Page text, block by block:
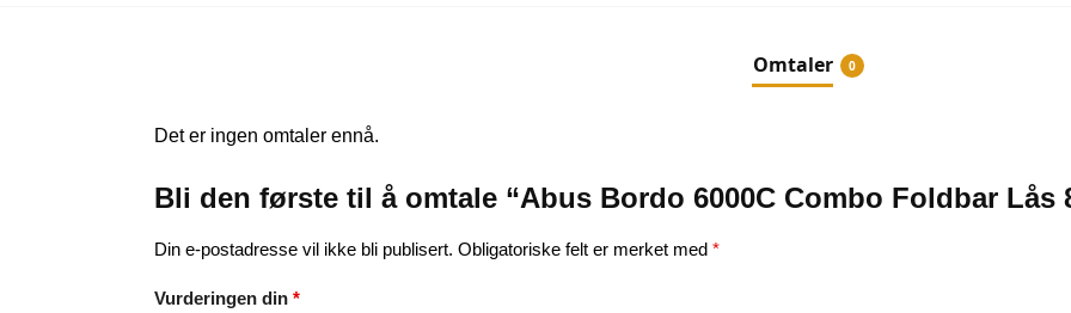
Omtaler 0
Det er ingen omtaler ennå.
Bli den første til å omtale “Abus Bordo 6000C Combo Foldbar Lås
Din e-postadresse vil ikke bli publisert. Obligatoriske felt er merket med *
Vurderingen din *